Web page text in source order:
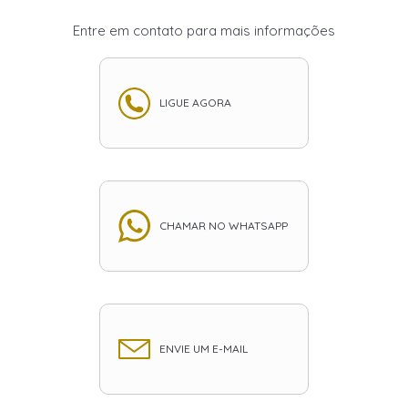
Entre em contato para mais informações
LIGUE AGORA
CHAMAR NO WHATSAPP
ENVIE UM E-MAIL